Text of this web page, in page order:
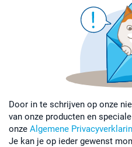
Door in te schrijven op onze
van onze producten en
onze Algemene
Je kan je op ieder gewenst